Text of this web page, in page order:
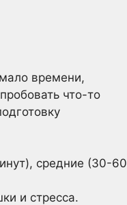
времени,
что-то
средние (30-60
и стресса.